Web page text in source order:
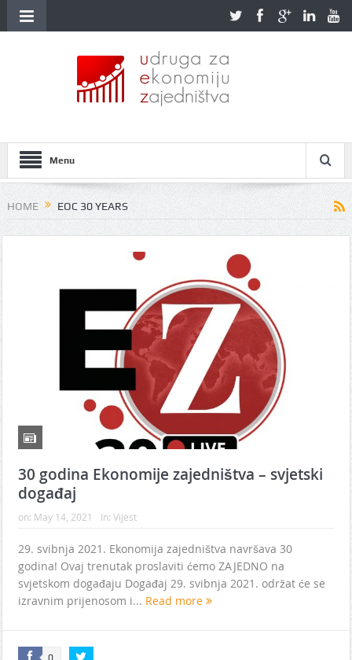
Menu
HOME EOC 30 YEARS
30 godina Ekonomije zajedništva – svjetski
događaj
on: May 14, 2021 In: Vijest
29. svibnja 2021. Ekonomija zajedništva navršava 30
godina! Ovaj trenutak proslaviti ćemo ZAJEDNO na
svjetskom događaju Događaj 29. svibnja 2021. održat će se
izravnim prijenosom i... Read more
0